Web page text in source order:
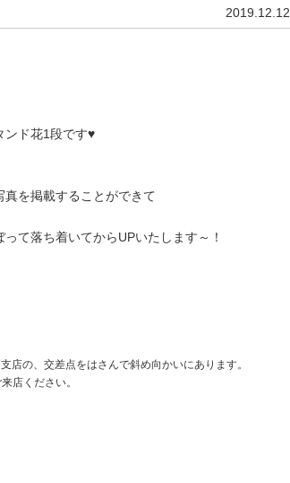
2019.12.12
ンド花1段です♥
を掲載することができて
て落ち着いてからUPいたします～！
の、交差点をはさんで斜め向かいにあります。
店ください。